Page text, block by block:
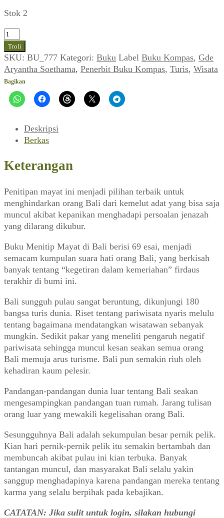
Stok 2
Kuantitas
Gde
Aryantha
Soethama
~
Menitip
Mayat
Troli
SKU: BU_777 Kategori: Buku Label Buku Kompas, Gde
Aryantha Soethama, Penerbit Buku Kompas, Turis, Wisata
Bagikan
Deskripsi
Berkas
Keterangan
Penitipan mayat ini menjadi pilihan terbaik untuk
menghindarkan orang Bali dari kemelut adat yang bisa saja
muncul akibat kepanikan menghadapi persoalan jenazah
yang dilarang dikubur.
Buku Menitip Mayat di Bali berisi 69 esai, menjadi
semacam kumpulan suara hati orang Bali, yang berkisah
banyak tentang “kegetiran dalam kemeriahan” firdaus
terakhir di bumi ini.
Bali sungguh pulau sangat beruntung, dikunjungi 180
bangsa turis dunia. Riset tentang pariwisata nyaris melulu
tentang bagaimana mendatangkan wisatawan sebanyak
mungkin. Sedikit pakar yang meneliti pengaruh negatif
pariwisata sehingga muncul kesan seakan semua orang
Bali memuja arus turisme. Bali pun semakin riuh oleh
kehadiran kaum pelesir.
Pandangan-pandangan dunia luar tentang Bali seakan
mengesampingkan pandangan tuan rumah. Jarang tulisan
orang luar yang mewakili kegelisahan orang Bali.
Sesungguhnya Bali adalah sekumpulan besar pernik pelik.
Kian hari pernik-pernik pelik itu semakin bertambah dan
membuncah akibat pulau ini kian terbuka. Banyak
tantangan muncul, dan masyarakat Bali selalu yakin
sanggup menghadapinya karena pandangan mereka tentang
karma yang selalu berpihak pada kebajikan.
CATATAN: Jika sulit untuk login, silakan hubungi